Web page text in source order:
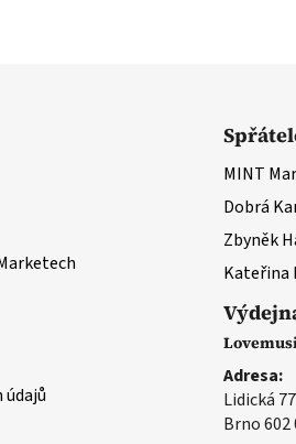
MINT
Dobrá
Zbyněk
Kateřina
Adresa:
Lidická
Brno 602